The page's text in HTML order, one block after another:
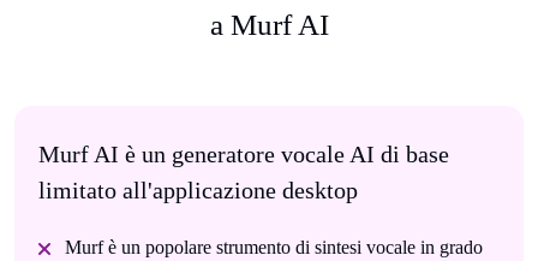
a Murf AI
Murf AI è un generatore vocale AI di base
limitato all'applicazione desktop
Murf è un popolare strumento di sintesi vocale in grado